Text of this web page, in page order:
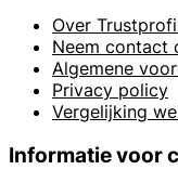
Over
Neem contact
Algemene
Privacy policy
Vergelijking
Informatie voor